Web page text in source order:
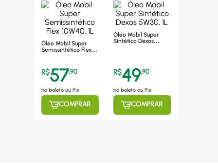
Óleo Mobil Super
Semissintético Flex
R$57,90
no boleto ou Pix
COMPRAR
Óleo Mobil Super
Sintético Dexos
R$49,90
no boleto ou Pix
COMPRAR